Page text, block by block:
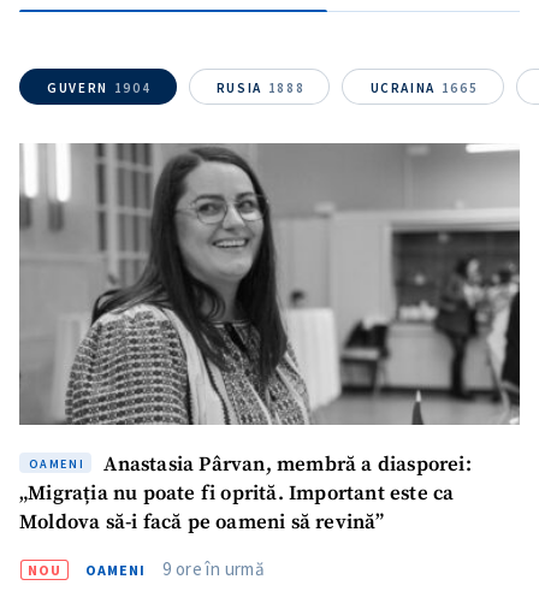
GUVERN 1904 RUSIA 1888 UCRAINA 1665
OAMENI
Anastasia Pârvan, membră a diasporei:
„Migrația nu poate fi oprită. Important este ca
Moldova să-i facă pe oameni să revină”
NOU OAMENI 9 ore în urmă
ȘTIREA MEA
Titlu știre
+ Adaugă titlu
Fotografie
+ Încarcă imagine
Link media
+ Link media
Mesajul știrei
+ Mesajul știrei